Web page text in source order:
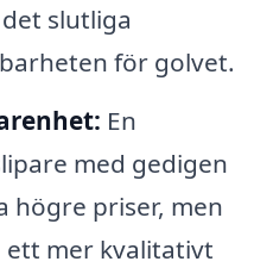
slutliga
för golvet.
En
med gedigen
högre priser, men
ett mer kvalitativt